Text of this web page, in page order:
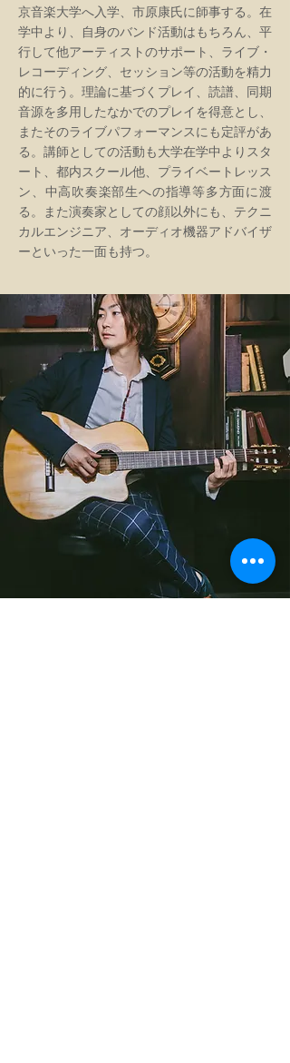
京音楽大学へ入学、市原康氏に師事する。在
学中より、自身のバンド活動はもちろん、平
行して他アーティストのサポート、ライブ・
レコーディング、セッション等の活動を精力
的に行う。理論に基づくプレイ、読譜、同期
音源を多用したなかでのプレイを得意とし、
またそのライブパフォーマンスにも定評があ
る。講師としての活動も大学在学中よりスタ
ート、都内スクール他、プライベートレッス
ン、中高吹奏楽部生への指導等多方面に渡
る。また演奏家としての顔以外にも、テクニ
カルエンジニア、オーディオ機器アドバイザ
ーといった一面も持つ。